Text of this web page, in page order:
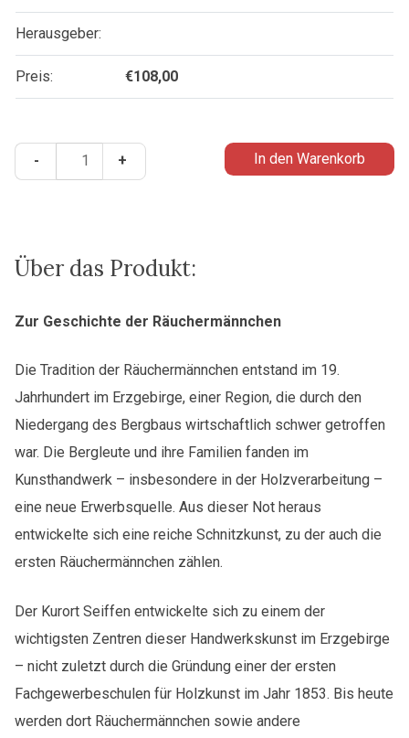
Herausgeber:
Preis: €108,00
-
Zisterzienser-
RäucherMÖNCHen
+ In den Warenkorb
Über das Produkt:
Zur Geschichte der Räuchermännchen
Die Tradition der Räuchermännchen entstand im 19.
Jahrhundert im Erzgebirge, einer Region, die durch den
Niedergang des Bergbaus wirtschaftlich schwer getroffen
war. Die Bergleute und ihre Familien fanden im
Kunsthandwerk – insbesondere in der Holzverarbeitung –
eine neue Erwerbsquelle. Aus dieser Not heraus
entwickelte sich eine reiche Schnitzkunst, zu der auch die
ersten Räuchermännchen zählen.
Der Kurort Seiffen entwickelte sich zu einem der
wichtigsten Zentren dieser Handwerkskunst im Erzgebirge
– nicht zuletzt durch die Gründung einer der ersten
Fachgewerbeschulen für Holzkunst im Jahr 1853. Bis heute
werden dort Räuchermännchen sowie andere